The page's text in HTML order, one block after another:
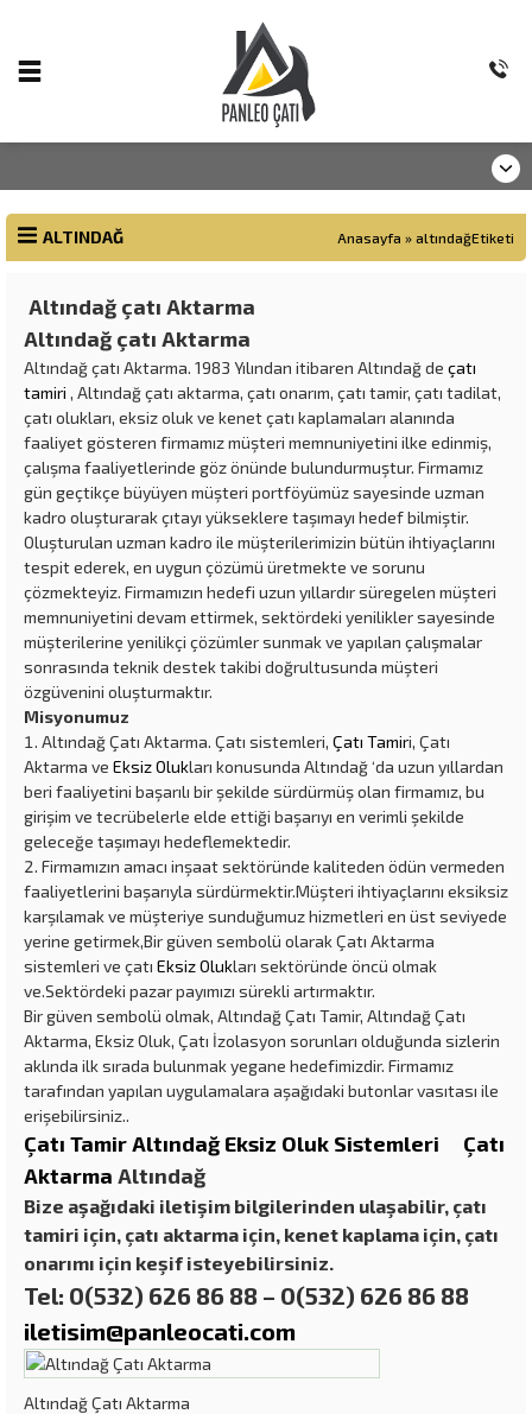
ALTINDAĞ Anasayfa » altındağEtiketi
Altındağ çatı Aktarma
Altındağ çatı Aktarma
Altındağ çatı Aktarma. 1983 Yılından itibaren Altındağ de çatı
tamiri , Altındağ çatı aktarma, çatı onarım, çatı tamir, çatı tadilat,
çatı olukları, eksiz oluk ve kenet çatı kaplamaları alanında
faaliyet gösteren firmamız müşteri memnuniyetini ilke edinmiş,
çalışma faaliyetlerinde göz önünde bulundurmuştur. Firmamız
gün geçtikçe büyüyen müşteri portföyümüz sayesinde uzman
kadro oluşturarak çıtayı yükseklere taşımayı hedef bilmiştir.
Oluşturulan uzman kadro ile müşterilerimizin bütün ihtiyaçlarını
tespit ederek, en uygun çözümü üretmekte ve sorunu
çözmekteyiz. Firmamızın hedefi uzun yıllardır süregelen müşteri
memnuniyetini devam ettirmek, sektördeki yenilikler sayesinde
müşterilerine yenilikçi çözümler sunmak ve yapılan çalışmalar
sonrasında teknik destek takibi doğrultusunda müşteri
özgüvenini oluşturmaktır.
Misyonumuz
Altındağ Çatı Aktarma. Çatı sistemleri, Çatı Tamiri, Çatı
Aktarma ve Eksiz Olukları konusunda Altındağ ‘da uzun yıllardan
beri faaliyetini başarılı bir şekilde sürdürmüş olan firmamız, bu
girişim ve tecrübelerle elde ettiği başarıyı en verimli şekilde
geleceğe taşımayı hedeflemektedir.
Firmamızın amacı inşaat sektöründe kaliteden ödün vermeden
faaliyetlerini başarıyla sürdürmektir.Müşteri ihtiyaçlarını eksiksiz
karşılamak ve müşteriye sunduğumuz hizmetleri en üst seviyede
yerine getirmek,Bir güven sembolü olarak Çatı Aktarma
sistemleri ve çatı Eksiz Olukları sektöründe öncü olmak
ve.Sektördeki pazar payımızı sürekli artırmaktır.
Bir güven sembolü olmak, Altındağ Çatı Tamir, Altındağ Çatı
Aktarma, Eksiz Oluk, Çatı İzolasyon sorunları olduğunda sizlerin
aklında ilk sırada bulunmak yegane hedefimizdir. Firmamız
tarafından yapılan uygulamalara aşağıdaki butonlar vasıtası ile
erişebilirsiniz..
Çatı Tamir AltındağEksiz Oluk Sistemleri Çatı
Aktarma Altındağ
Bize aşağıdaki iletişim bilgilerinden ulaşabilir, çatı
tamiri için, çatı aktarma için, kenet kaplama için, çatı
onarımı için keşif isteyebilirsiniz.
Tel: 0(532) 626 86 88 – 0(532) 626 86 88
iletisim@panleocati.com
Altındağ Çatı Aktarma